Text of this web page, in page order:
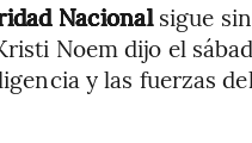
Nacionalsigue
Noem dijo el
y las fuerzas